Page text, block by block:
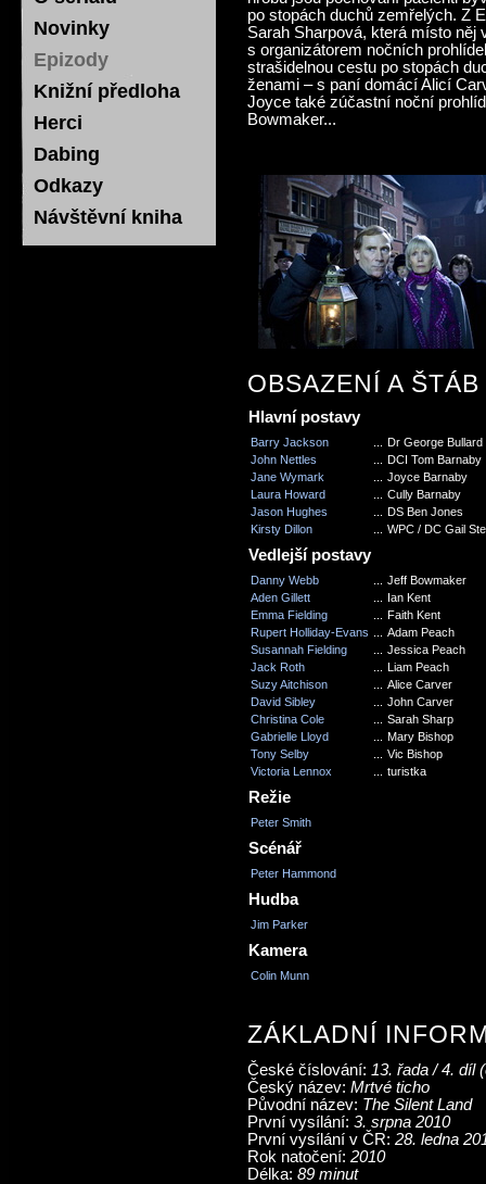
Novinky
Epizody
Knižní předloha
Herci
Dabing
Odkazy
Návštěvní kniha
po stopách duchů zemřelých. Z
Sarah Sharpová, která místo něj
s organizátorem nočních
strašidelnou cestu po stopách
ženami – s paní domácí Alicí
Joyce také zúčastní noční
Bowmaker...
OBSAZENÍ A ŠTÁB
Hlavní postavy
Barry Jackson
Dr George Bullard
John Nettles
DCI Tom Barnaby
Jane Wymark
Joyce Barnaby
Laura Howard
Cully Barnaby
Jason Hughes
DS Ben Jones
Kirsty Dillon
WPC / DC Gail
Vedlejší postavy
Danny Webb
Jeff Bowmaker
Aden Gillett
Ian Kent
Emma Fielding
Faith Kent
Rupert Holliday-Evans
Adam Peach
Susannah Fielding
Jessica Peach
Jack Roth
Liam Peach
Suzy Aitchison
Alice Carver
David Sibley
John Carver
Christina Cole
Sarah Sharp
Gabrielle Lloyd
Mary Bishop
Tony Selby
Vic Bishop
Victoria Lennox
turistka
Režie
Peter Smith
Scénář
Peter Hammond
Hudba
Jim Parker
Kamera
Colin Munn
ZÁKLADNÍ
České číslování: 13. řada / 4. díl
Český název: Mrtvé ticho
Původní název: The Silent Land
První vysílání: 3. srpna 2010
První vysílání v ČR: 28. ledna
Rok natočení: 2010
Délka: 89 minut